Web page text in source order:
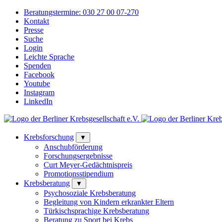
Beratungstermine: 030 27 00 07-270
Kontakt
Presse
Suche
Login
Leichte Sprache
Spenden
Facebook
Youtube
Instagram
LinkedIn
Krebsforschung ▼
Anschubförderung
Forschungsergebnisse
Curt Meyer-Gedächtnispreis
Promotionsstipendium
Krebsberatung
▼
Psychosoziale Krebsberatung
Begleitung von Kindern erkrankter Eltern
Türkischsprachige Krebsberatung
Beratung zu Sport bei Krebs